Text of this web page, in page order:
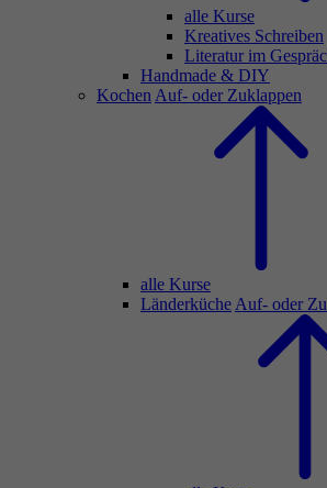
alle Kurse
Kreatives Schreiben
Literatur im
Handmade & DIY
Kochen Auf- oder Zuklappen
alle Kurse
Länderküche Auf- oder